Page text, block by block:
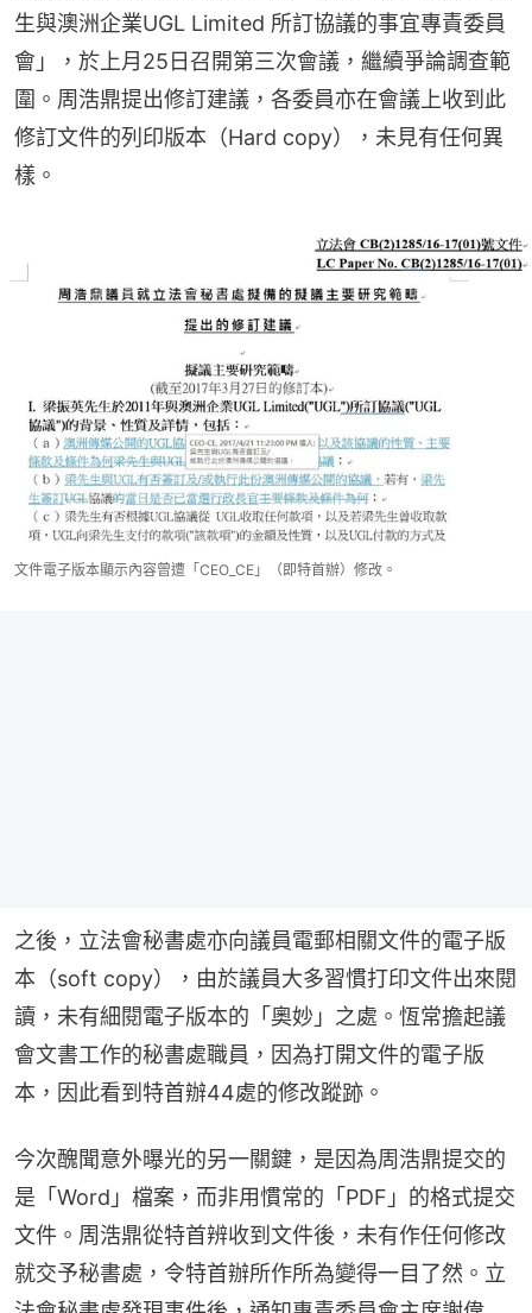
生與澳洲企業UGL Limited 所訂協議的事宜專責委員
會」，於上月25日召開第三次會議，繼續爭論調查範
圍。周浩鼎提出修訂建議，各委員亦在會議上收到此
修訂文件的列印版本（Hard copy），未見有任何異
樣。
文件電子版本顯示內容曾遭「CEO_CE」（即特首辦）修改。
之後，立法會秘書處亦向議員電郵相關文件的電子版
本（soft copy），由於議員大多習慣打印文件出來閱
讀，未有細閱電子版本的「奧妙」之處。恆常擔起議
會文書工作的秘書處職員，因為打開文件的電子版
本，因此看到特首辦44處的修改蹤跡。
今次醜聞意外曝光的另一關鍵，是因為周浩鼎提交的
是「Word」檔案，而非用慣常的「PDF」的格式提交
文件。周浩鼎從特首辨收到文件後，未有作任何修改
就交予秘書處，令特首辦所作所為變得一目了然。立